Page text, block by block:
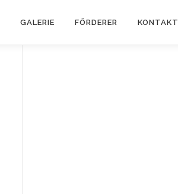
GALERIE FÖRDERER KONTAKT